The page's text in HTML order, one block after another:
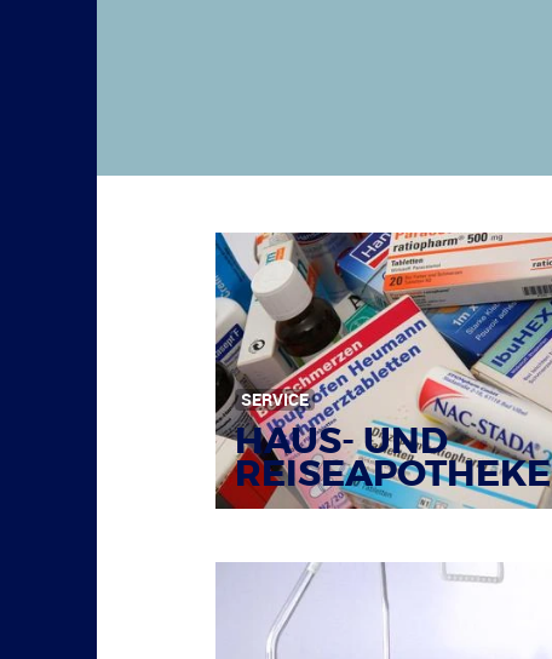
SERVICE
HAUS- UND
REISEAPOTHEKE
Bildquelle: © Tim Reckmann / pixelio.de